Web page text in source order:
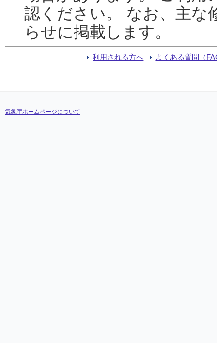
認ください。 なお、主な
らせに掲載します。
利用される方へ よくある質問（
気象庁ホームページについて